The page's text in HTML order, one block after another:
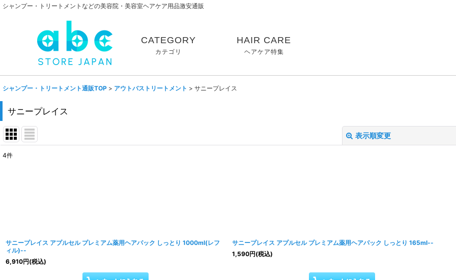
シャンプー・トリートメントなどの美容院・美容室ヘアケア用品激安通販
CATEGORY
カテゴリ
HAIR CARE
ヘアケア特集
シャンプー・トリートメント通販TOP > アウトバストリートメント > サニープレイス
サニープレイス
表示順変更
4件
サニープレイス アプルセル プレミアム薬用ヘアパック しっとり 1000ml(レフ
ィル)--
6,910円(税込)
サニープレイス アプルセル プレミアム薬用ヘアパック しっとり 165ml--
1,590円(税込)